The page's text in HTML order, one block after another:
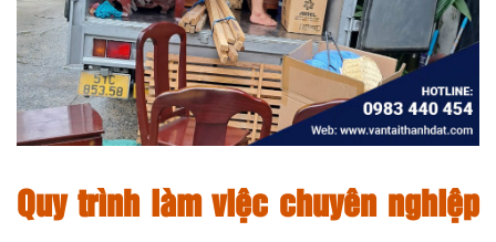
Quy trình làm việc chuyên nghiệp